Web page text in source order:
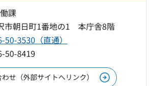
課
市朝日町1番地の1 本庁舎8階
3530（直通）
50-8419
せ（外部サイトへリンク）